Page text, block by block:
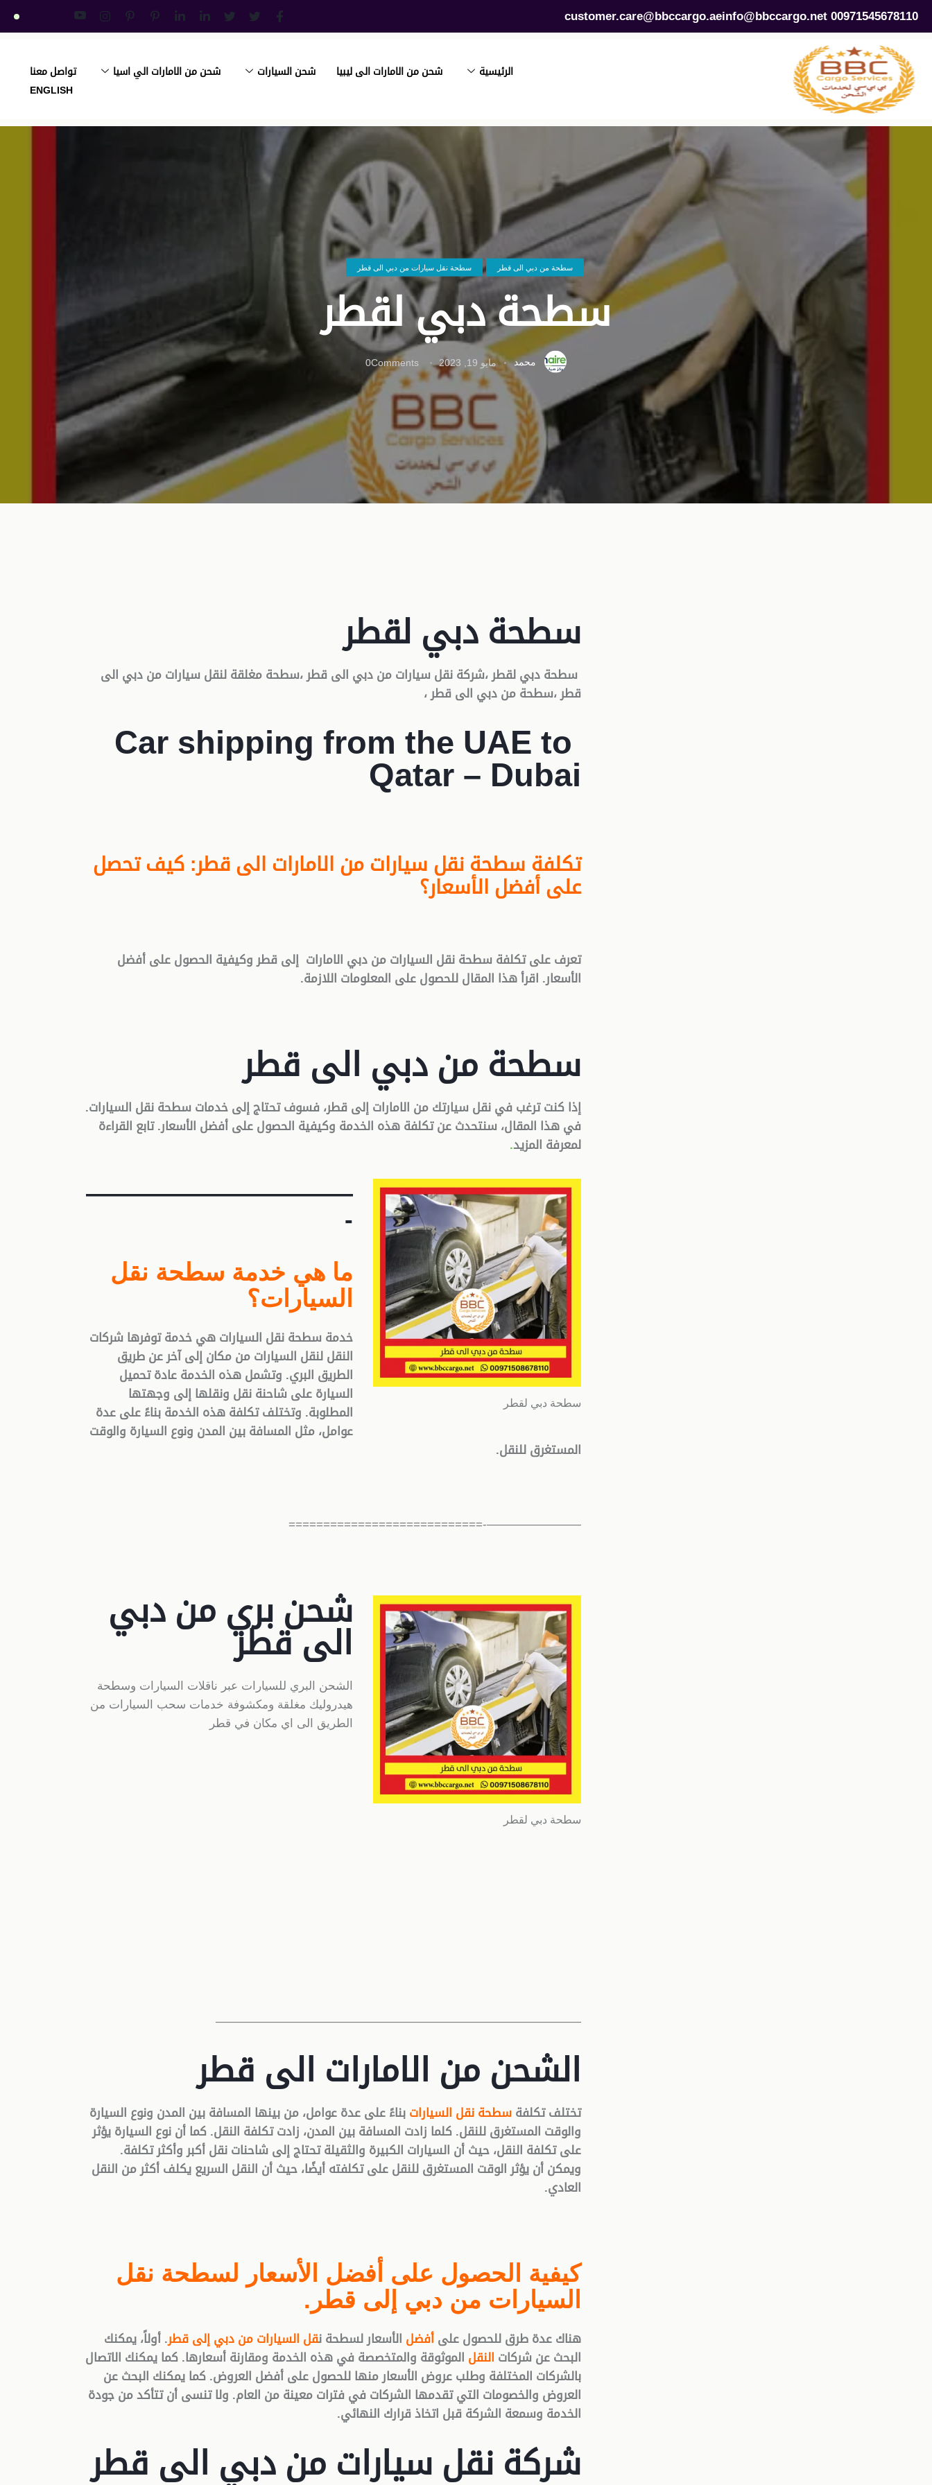
00971545678110
info@bbccargo.net
customer.care@bbccargo.ae
الرئيسية شحن من الامارات الى ليبيا شحن السيارات شحن من الامارات الي اسيا
تواصل معنا
ENGLISH
سطحة من دبي الى قطر سطحة نقل سيارات من دبي الى قطر
سطحة دبي لقطر
محمد مايو 19, 2023 0Comments
سطحة دبي لقطر
سطحة دبي لقطر ،شركة نقل سيارات من دبي الى قطر ،سطحة مغلقة لنقل سيارات من دبي الى
قطر ،سطحة من دبي الى قطر ،
Car shipping from the UAE to
Qatar – Dubai
تكلفة سطحة نقل سيارات من الامارات الى قطر: كيف تحصل
على أفضل الأسعار؟
تعرف على تكلفة سطحة نقل السيارات من دبي الامارات إلى قطر وكيفية الحصول على أفضل
الأسعار. اقرأ هذا المقال للحصول على المعلومات اللازمة.
سطحة من دبي الى قطر
إذا كنت ترغب في نقل سيارتك من الامارات إلى قطر، فسوف تحتاج إلى خدمات سطحة نقل السيارات.
في هذا المقال، سنتحدث عن تكلفة هذه الخدمة وكيفية الحصول على أفضل الأسعار. تابع القراءة
لمعرفة المزيد.
سطحة دبي لقطر
———————————
-
ما هي خدمة سطحة نقل
السيارات؟
خدمة سطحة نقل السيارات هي خدمة توفرها شركات
النقل لنقل السيارات من مكان إلى آخر عن طريق
الطريق البري. وتشمل هذه الخدمة عادة تحميل
السيارة على شاحنة نقل ونقلها إلى وجهتها
المطلوبة. وتختلف تكلفة هذه الخدمة بناءً على عدة
عوامل، مثل المسافة بين المدن ونوع السيارة والوقت
المستغرق للنقل.
————————-============================
سطحة دبي لقطر
شحن بري من دبي
الى قطر
الشحن البري للسيارات عبر ناقلات السيارات وسطحة
هيدروليك مغلقة ومكشوفة خدمات سحب السيارات من
الطريق الى اي مكان في قطر
———————————————————————————————
الشحن من الامارات الى قطر
تختلف تكلفة سطحة نقل السيارات بناءً على عدة عوامل، من بينها المسافة بين المدن ونوع السيارة
والوقت المستغرق للنقل. كلما زادت المسافة بين المدن، زادت تكلفة النقل. كما أن نوع السيارة يؤثر
على تكلفة النقل، حيث أن السيارات الكبيرة والثقيلة تحتاج إلى شاحنات نقل أكبر وأكثر تكلفة.
ويمكن أن يؤثر الوقت المستغرق للنقل على تكلفته أيضًا، حيث أن النقل السريع يكلف أكثر من النقل
العادي.
كيفية الحصول على أفضل الأسعار لسطحة نقل
السيارات من دبي إلى قطر .
هناك عدة طرق للحصول على أفضل الأسعار لسطحة نقل السيارات من دبي إلى قطر. أولاً، يمكنك
البحث عن شركات
النقل الموثوقة والمتخصصة في هذه الخدمة ومقارنة أسعارها. كما يمكنك الاتصال
بالشركات المختلفة وطلب عروض الأسعار منها للحصول على أفضل العروض. كما يمكنك البحث عن
العروض والخصومات التي تقدمها الشركات في فترات معينة من العام. ولا تنسى أن تتأكد من جودة
الخدمة وسمعة الشركة قبل اتخاذ قرارك النهائي.
شركة نقل سيارات من دبي الى قطر